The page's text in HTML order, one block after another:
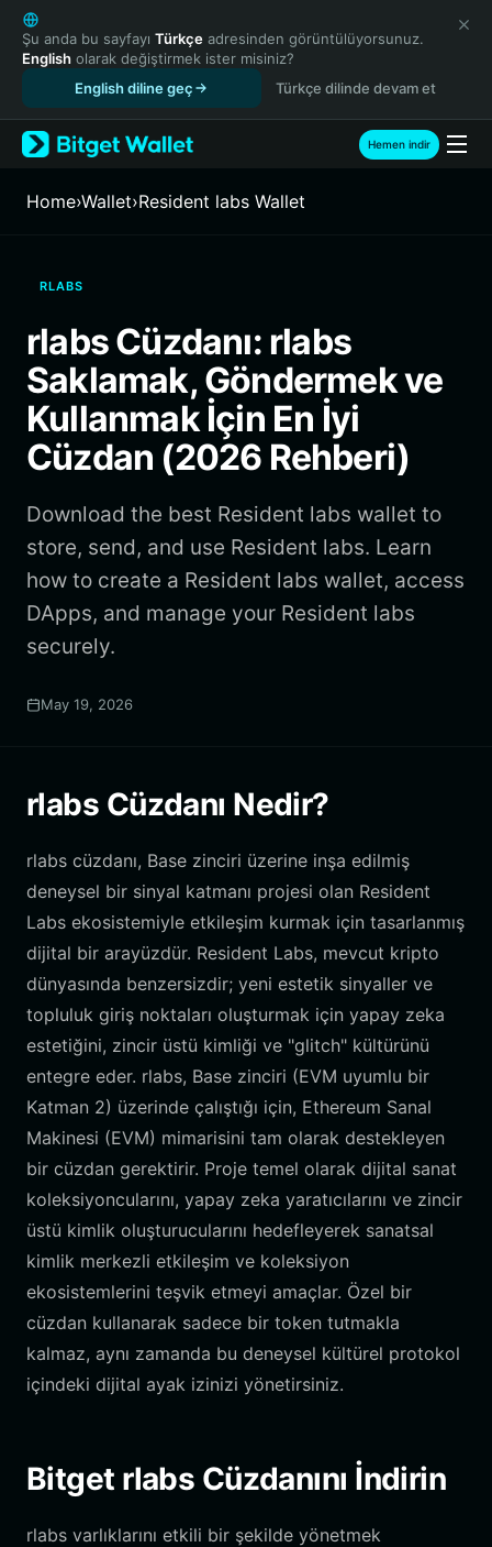
English
日本語
Tiếng Việt
Español (Latinoamérica)
Türkçe
Français
繁體中文
Bahasa Indonesia
ภาษาไทย
हिन्दी
Español
Português (Brasil)
Şu anda bu sayfayı Türkçe adresinden görüntülüyorsunuz.
English olarak değiştirmek ister misiniz?
English diline geç
Türkçe dilinde devam et
Hemen indir
Home›Wallet›Resident labs Wallet
RLABS
rlabs Cüzdanı: rlabs
Saklamak, Göndermek ve
Kullanmak İçin En İyi
Cüzdan (2026 Rehberi)
Download the best Resident labs wallet to
store, send, and use Resident labs. Learn
how to create a Resident labs wallet, access
DApps, and manage your Resident labs
securely.
May 19, 2026
rlabs Cüzdanı Nedir?
rlabs cüzdanı, Base zinciri üzerine inşa edilmiş
deneysel bir sinyal katmanı projesi olan Resident
Labs ekosistemiyle etkileşim kurmak için tasarlanmış
dijital bir arayüzdür. Resident Labs, mevcut kripto
dünyasında benzersizdir; yeni estetik sinyaller ve
topluluk giriş noktaları oluşturmak için yapay zeka
estetiğini, zincir üstü kimliği ve "glitch" kültürünü
entegre eder. rlabs, Base zinciri (EVM uyumlu bir
Katman 2) üzerinde çalıştığı için, Ethereum Sanal
Makinesi (EVM) mimarisini tam olarak destekleyen
bir cüzdan gerektirir. Proje temel olarak dijital sanat
koleksiyoncularını, yapay zeka yaratıcılarını ve zincir
üstü kimlik oluşturucularını hedefleyerek sanatsal
kimlik merkezli etkileşim ve koleksiyon
ekosistemlerini teşvik etmeyi amaçlar. Özel bir
cüzdan kullanarak sadece bir token tutmakla
kalmaz, aynı zamanda bu deneysel kültürel protokol
içindeki dijital ayak izinizi yönetirsiniz.
Bitget rlabs Cüzdanını İndirin
rlabs varlıklarını etkili bir şekilde yönetmek